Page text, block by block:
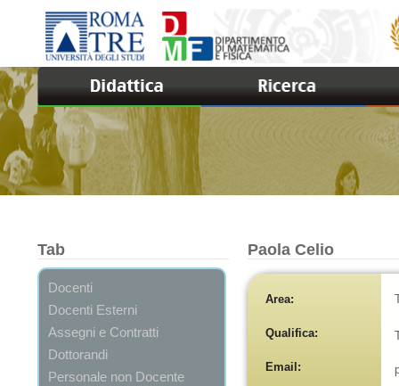
Tab
Docenti
Docenti Esterni
Assegni e Contratti
Dottorandi
Personale non Docente
Paola Celio
Area:
Qualifica:
Email: